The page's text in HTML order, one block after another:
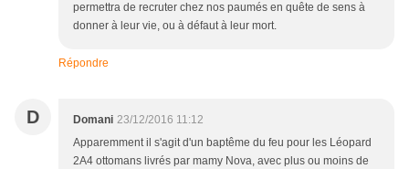
permettra de recruter chez nos paumés en quête de sens à
donner à leur vie, ou à défaut à leur mort.
Répondre
D Domani 23/12/2016 11:12
Apparemment il s'agit d'un baptême du feu pour les Léopard
2A4 ottomans livrés par mamy Nova, avec plus ou moins de